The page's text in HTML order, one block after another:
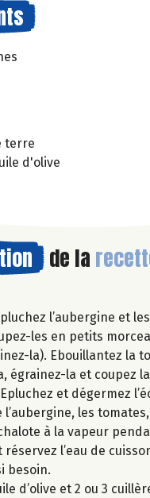
terre
d'olive
de la
l’aubergine et
les en petits
la). Ebouillantez la
égrainez-la et coupez
et dégermez
l’aubergine, les
à la vapeur
réservez l’eau de
besoin.
d’olive et 2 ou 3